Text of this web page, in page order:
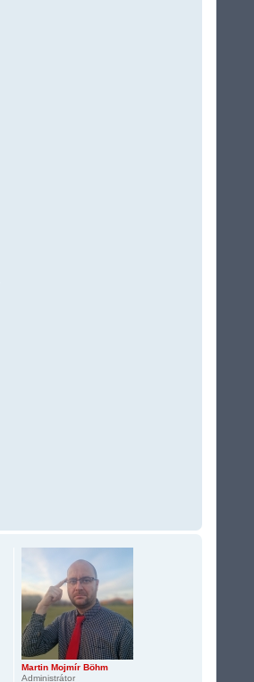
Martin Mojmír Böhm
Administrátor